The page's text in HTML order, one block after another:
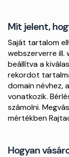
Mit jelent,
Saját tartalom
webszerverre ill.
beállítva a
rekordot
domain névhez,
vonatkozik.
számolni.
mértékben
Hogyan